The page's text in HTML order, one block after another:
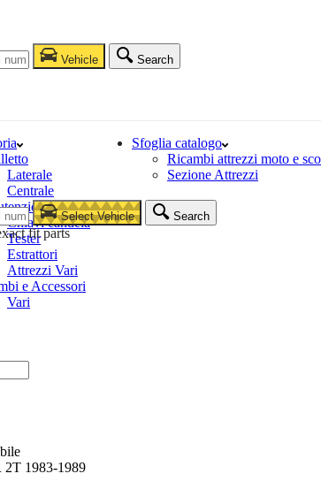
Vehicle Search
Laterale
Centrale
e Riparazione
Chiavi candela
Tester
Estrattori
Attrezzi Vari
e Accessori
Vari
Sfoglia catalogo
Ricambi attrezzi moto e
Sezione Attrezzi
Select Vehicle Search
fit parts
2T 1983-1989